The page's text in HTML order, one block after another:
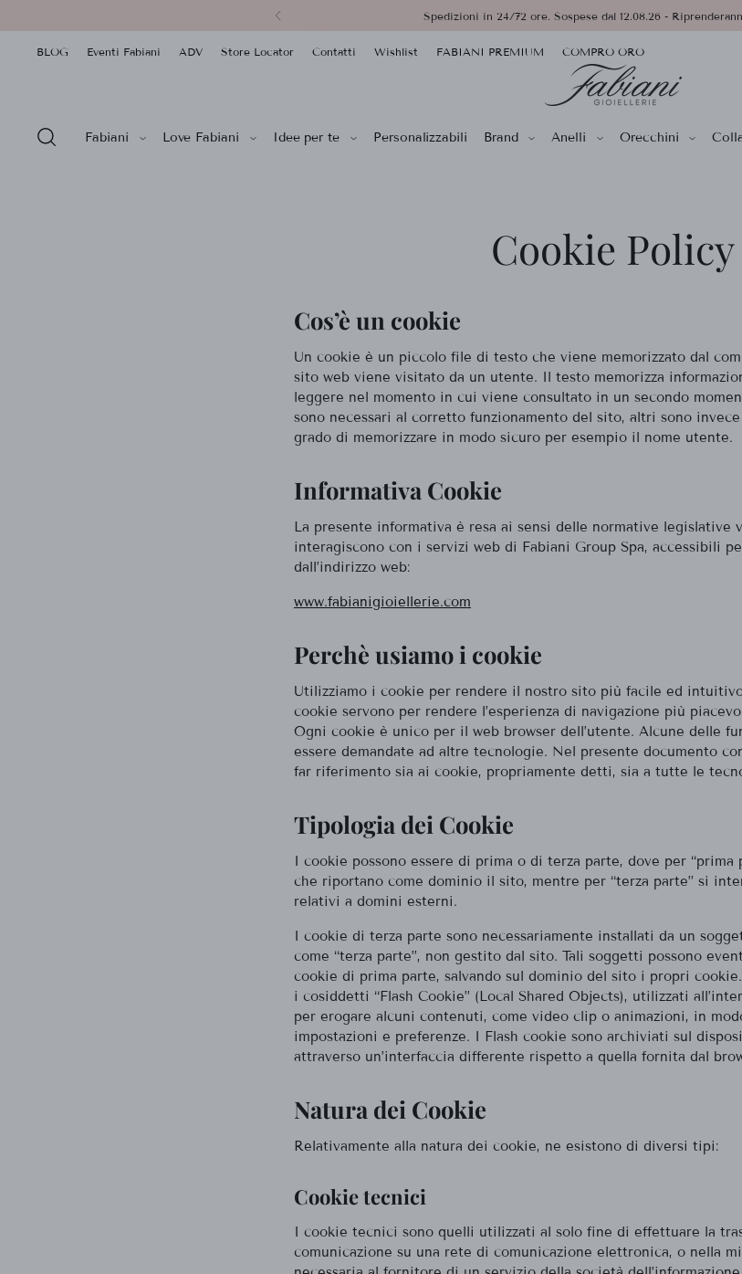
Spedizioni in 24/72 ore. Sospese dal 12.08.26 -
BLOG Eventi Fabiani ADV Store Locator Contatti Wishlist FABIANI PREMIUM COMPRO ORO
Fabiani Love Fabiani Idee per te Personalizzabili Brand Anelli Orecchini
Cookie Policy
Cos’è un cookie
Un cookie è un piccolo file di testo che viene memorizzato dal
sito web viene visitato da un utente. Il testo memorizza
leggere nel momento in cui viene consultato in un secondo
sono necessari al corretto funzionamento del sito, altri sono
grado di memorizzare in modo sicuro per esempio il nome utente.
Informativa Cookie
La presente informativa è resa ai sensi delle normative legislative
interagiscono con i servizi web di Fabiani Group Spa, accessibili
dall’indirizzo web:
www.fabianigioiellerie.com
Perchè usiamo i cookie
Utilizziamo i cookie per rendere il nostro sito più facile ed
cookie servono per rendere l’esperienza di navigazione più
Ogni cookie è unico per il web browser dell’utente. Alcune delle
essere demandate ad altre tecnologie. Nel presente documento
far riferimento sia ai cookie, propriamente detti, sia a tutte le
Tipologia dei Cookie
I cookie possono essere di prima o di terza parte, dove per
che riportano come dominio il sito, mentre per “terza parte” si
relativi a domini esterni.
I cookie di terza parte sono necessariamente installati da un
come “terza parte”, non gestito dal sito. Tali soggetti possono
cookie di prima parte, salvando sul dominio del sito i propri
i cosiddetti “Flash Cookie” (Local Shared Objects), utilizzati
per erogare alcuni contenuti, come video clip o animazioni, in
impostazioni e preferenze. I Flash cookie sono archiviati sul
attraverso un’interfaccia differente rispetto a quella fornita dal
Natura dei Cookie
Relativamente alla natura dei cookie, ne esistono di diversi tipi:
Cookie tecnici
I cookie tecnici sono quelli utilizzati al solo fine di effettuare la
comunicazione su una rete di comunicazione elettronica, o nella